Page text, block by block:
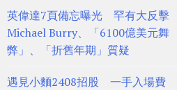
英偉達7頁備忘曝光 罕有大反擊
Michael Burry、「6100億美元舞
弊」、「折舊年期」質疑
遇見小麵2408招股 一手入場費